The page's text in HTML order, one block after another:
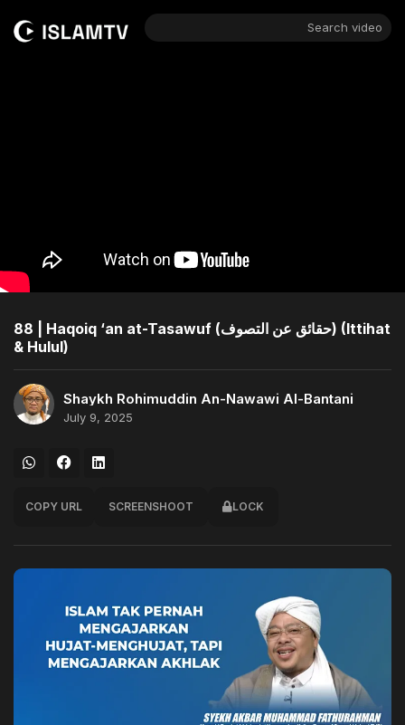
Search video
88 | Haqoiq ‘an at-Tasawuf (حقائق عن التصوف) (Ittihat
& Hulul)
Shaykh Rohimuddin An-Nawawi Al-Bantani
July 9, 2025
COPY URL SCREENSHOOT LOCK